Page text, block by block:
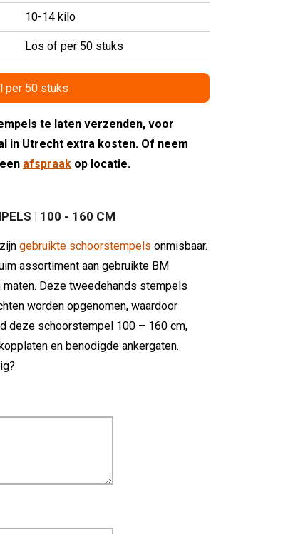
10-14 kilo
Los of per 50 stuks
per 50 stuks
te laten verzenden, voor
in Utrecht extra kosten. Of neem
afspraak op locatie.
| 100 - 160 CM
gebruikte schoorstempels onmisbaar.
assortiment aan gebruikte BM
Deze tweedehands stempels
worden opgenomen, waardoor
deze schoorstempel 100 – 160 cm,
en benodigde ankergaten.